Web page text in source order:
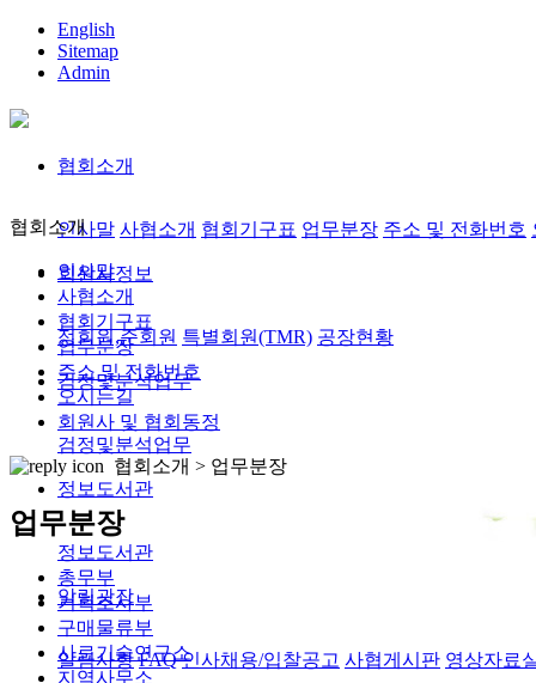
English
Sitemap
Admin
협회소개
인사말 사협소개 협회기구표 업무분장 주소 및 전화번호
회원사정보
정회원,준회원 특별회원(TMR) 공장현황
검정및분석업무
검정및분석업무
정보도서관
정보도서관
알림광장
알림사항 FAQ 인사채용/입찰공고 사협게시판 영상자료
협회소개
인사말
사협소개
협회기구표
업무분장
주소 및 전화번호
오시는길
회원사 및 협회동정
협회소개 > 업무분장
업무분장
총무부
기획조사부
구매물류부
사료기술연구소
지역사무소